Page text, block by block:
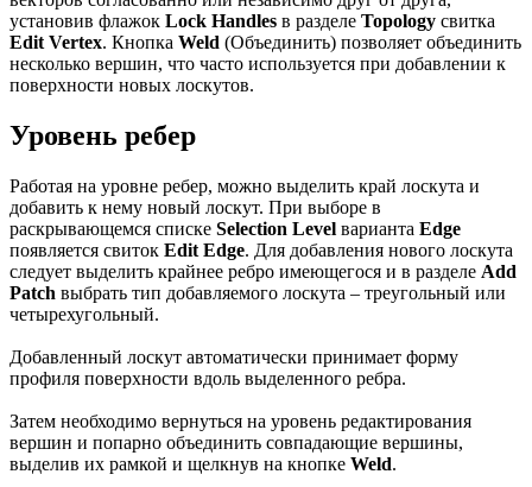
установив флажок Lock Handles в разделе Topology свитка
Edit Vertex. Кнопка Weld (Объединить) позволяет объединить
несколько вершин, что часто используется при добавлении к
поверхности новых лоскутов.
Уровень ребер
Работая на уровне ребер, можно выделить край лоскута и
добавить к нему новый лоскут. При выборе в
раскрывающемся списке Selection Level варианта Edge
появляется свиток Edit Edge. Для добавления нового лоскута
следует выделить крайнее ребро имеющегося и в разделе Add
Patch выбрать тип добавляемого лоскута – треугольный или
четырехугольный.
Добавленный лоскут автоматически принимает форму
профиля поверхности вдоль выделенного ребра.
Затем необходимо вернуться на уровень редактирования
вершин и попарно объединить совпадающие вершины,
выделив их рамкой и щелкнув на кнопке Weld.